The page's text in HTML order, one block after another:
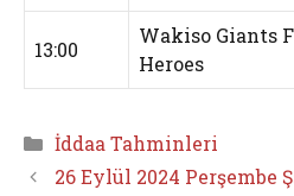
13:00
Wakiso Giants
Heroes
Kategoriler
İddaa Tahminleri
26 Eylül 2024 Perşembe